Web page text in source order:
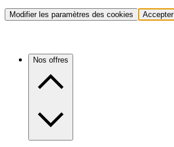
Modifier les paramètres des cookies Accepter
Nos offres